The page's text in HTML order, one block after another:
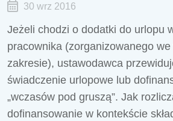
30 wrz 2016
Jeżeli chodzi o dodatki do urlopu
pracownika (zorganizowanego we
zakresie), ustawodawca
świadczenie urlopowe lub
„wczasów pod gruszą”. Jak
dofinansowanie w kontekście